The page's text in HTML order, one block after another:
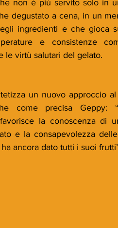
non è più servito solo in
degustato a cena, in un
ingredienti e che gioca
e consistenze
le virtù salutari del gelato.
un nuovo approccio
come precisa Geppy:
la conoscenza di
e la consapevolezza
ancora dato tutti i suoi